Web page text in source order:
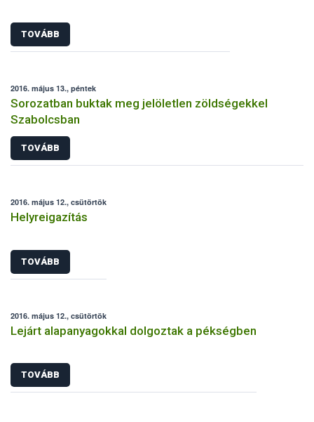
TOVÁBB
2016. május 13., péntek
Sorozatban buktak meg jelöletlen zöldségekkel
Szabolcsban
TOVÁBB
2016. május 12., csütörtök
Helyreigazítás
TOVÁBB
2016. május 12., csütörtök
Lejárt alapanyagokkal dolgoztak a pékségben
TOVÁBB